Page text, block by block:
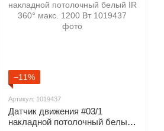
−11%
Артикул: 1019437
Датчик движения #03/1
накладной потолочный белый